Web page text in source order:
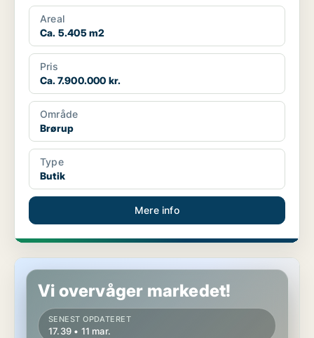
Areal
Ca. 5.405 m2
Pris
Ca. 7.900.000 kr.
Område
Brørup
Type
Butik
Mere info
Butik i Skærbæk
Vi overvåger markedet!
SENEST OPDATERET
17.39 • 11 mar.